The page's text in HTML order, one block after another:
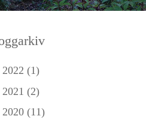
2022 (1)
2021 (2)
2020 (11)